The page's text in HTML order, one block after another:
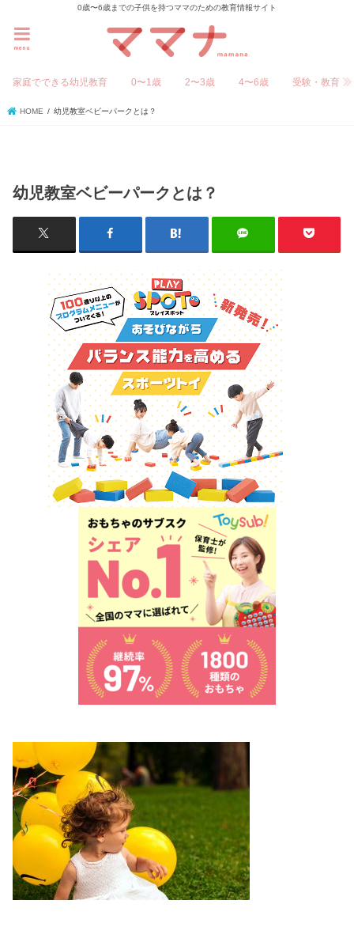
0歳〜6歳までの子供を持つママのための教育情報サイト
menu
家庭でできる幼児教育 0〜1歳 2〜3歳 4〜6歳 受験・教育
HOME 幼児教室ベビーパークとは？
幼児教室ベビーパークとは？